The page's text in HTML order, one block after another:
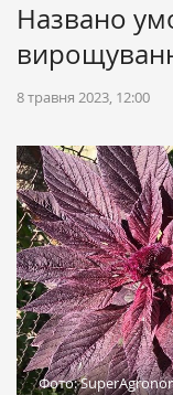
Названо
8 травня 2023, 12:00
Фото: